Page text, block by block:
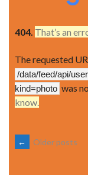
404. That’s an
The requested
/data/feed/api/
kind=photo was
know.
POSTS
← Older posts